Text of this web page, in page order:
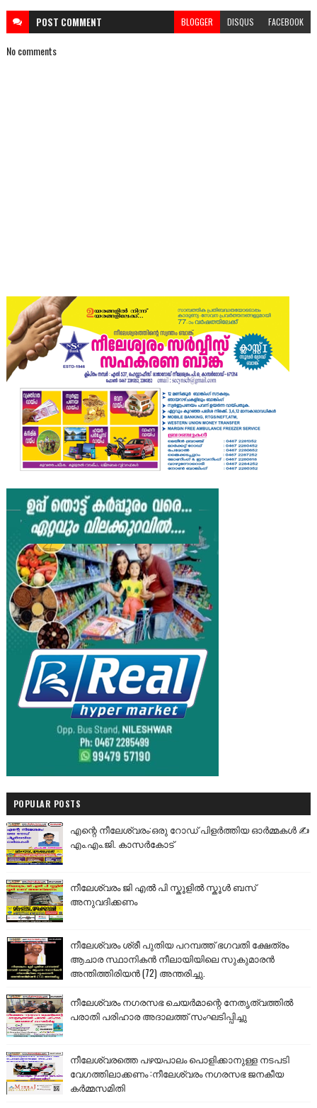
POST COMMENT BLOGGER DISQUS FACEBOOK
No comments
POPULAR POSTS
എന്റെ നീലേശ്വരം:ഒരു റോഡ് പിളർത്തിയ ഓർമ്മകൾ ✍️
എം.എം.ജി. കാസർകോട്
നീലേശ്വരം ജി എൽ പി സ്കൂളിൽ സ്കൂൾ ബസ്
അനുവദിക്കണം
നീലേശ്വരം ശ്രീ പുതിയ പറമ്പത്ത് ഭഗവതി ക്ഷേത്രം
ആചാര സ്ഥാനികൻ നീലായിയിലെ സുകുമാരൻ
അന്തിത്തിരിയൻ (72) അന്തരിച്ചു.
നീലേശ്വരം നഗരസഭ ചെയർമാന്റെ നേതൃത്വത്തിൽ
പരാതി പരിഹാര അദാലത്ത് സംഘടിപ്പിച്ചു
നീലേശ്വരത്തെ പഴയപാലം പൊളിക്കാനുള്ള നടപടി
വേഗത്തിലാക്കണം :നീലേശ്വരം നഗരസഭ ജനകീയ
കർമ്മസമിതി